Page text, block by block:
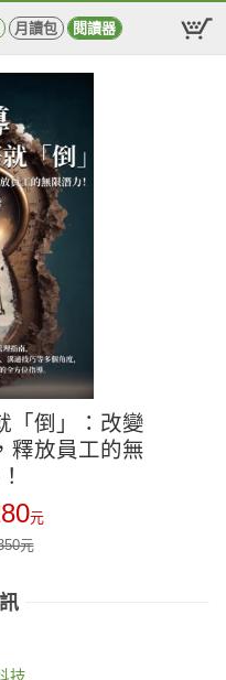
月讀包 閱讀器
「倒」：改變
釋放員工的無
元
元